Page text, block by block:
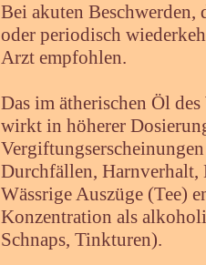
Bei akuten Beschwerden,
oder periodisch
Arzt empfohlen.
Das im ätherischen Öl
wirkt in höherer
Durchfällen, Harnverhalt,
Wässrige Auszüge (Tee)
Konzentration als
Schnaps, Tinkturen).